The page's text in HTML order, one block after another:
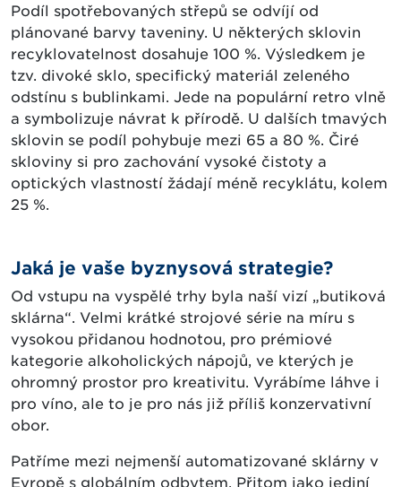
Podíl spotřebovaných střepů se odvíjí od
plánované barvy taveniny. U některých sklovin
recyklovatelnost dosahuje 100 %. Výsledkem je
tzv. divoké sklo, specifický materiál zeleného
odstínu s bublinkami. Jede na populární retro vlně
a symbolizuje návrat k přírodě. U dalších tmavých
sklovin se podíl pohybuje mezi 65 a 80 %. Čiré
skloviny si pro zachování vysoké čistoty a
optických vlastností žádají méně recyklátu, kolem
25 %.
Jaká je vaše byznysová strategie?
Od vstupu na vyspělé trhy byla naší vizí „butiková
sklárna“. Velmi krátké strojové série na míru s
vysokou přidanou hodnotou, pro prémiové
kategorie alkoholických nápojů, ve kterých je
ohromný prostor pro kreativitu. Vyrábíme láhve i
pro víno, ale to je pro nás již příliš konzervativní
obor.
Patříme mezi nejmenší automatizované sklárny v
Evropě s globálním odbytem. Přitom jako jediní